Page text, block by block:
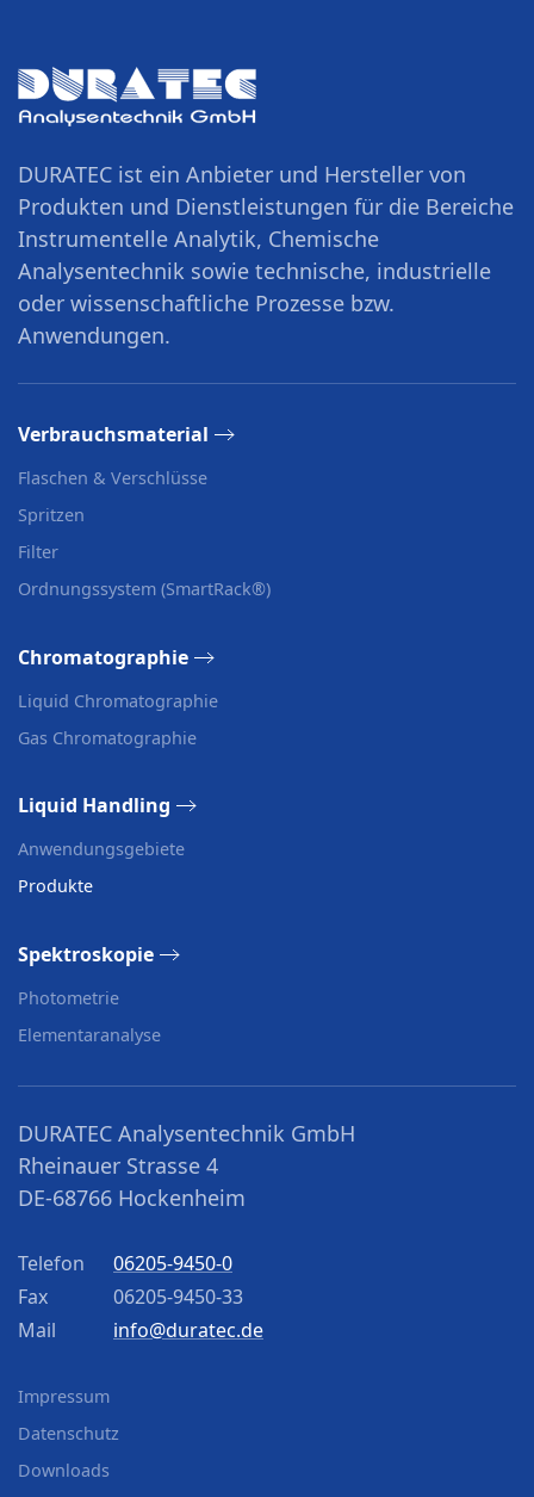
DURATEC ist ein Anbieter und Hersteller von
Produkten und Dienstleistungen für die Bereiche
Instrumentelle Analytik, Chemische
Analysentechnik sowie technische, industrielle
oder wissenschaftliche Prozesse bzw.
Anwendungen.
Verbrauchsmaterial
Flaschen & Verschlüsse
Spritzen
Filter
Ordnungssystem (SmartRack®)
Chromatographie
Liquid Chromatographie
Gas Chromatographie
Liquid Handling
Anwendungsgebiete
Produkte
Spektroskopie
Photometrie
Elementaranalyse
DURATEC Analysentechnik GmbH
Rheinauer Strasse 4
DE-68766 Hockenheim
Telefon
06205-9450-0
Fax
06205-9450-33
Mail
info@duratec.de
Impressum
Datenschutz
Downloads